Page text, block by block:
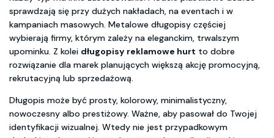
sprawdzają się przy dużych nakładach, na eventach i w
kampaniach masowych. Metalowe długopisy częściej
wybierają firmy, którym zależy na eleganckim, trwalszym
upominku. Z kolei długopisy reklamowe hurt to dobre
rozwiązanie dla marek planujących większą akcję promocyjną,
rekrutacyjną lub sprzedażową.
Długopis może być prosty, kolorowy, minimalistyczny,
nowoczesny albo prestiżowy. Ważne, aby pasował do Twojej
identyfikacji wizualnej. Wtedy nie jest przypadkowym